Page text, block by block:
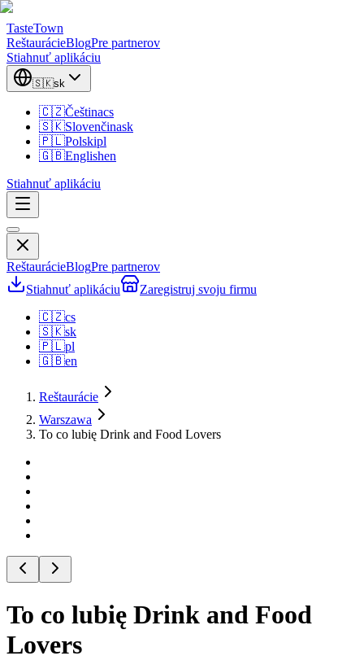
TasteTown
ReštaurácieBlogPre partnerov
Stiahnuť aplikáciu
🇸🇰sk
🇨🇿Češtinacs
🇸🇰Slovenčinask
🇵🇱Polskipl
🇬🇧Englishen
Stiahnuť aplikáciu
ReštaurácieBlogPre partnerov
Stiahnuť aplikáciu
Zaregistruj svoju firmu
🇨🇿cs
🇸🇰sk
🇵🇱pl
🇬🇧en
Reštaurácie
Warszawa
To co lubię Drink and Food Lovers
To co lubię Drink and Food
Lovers